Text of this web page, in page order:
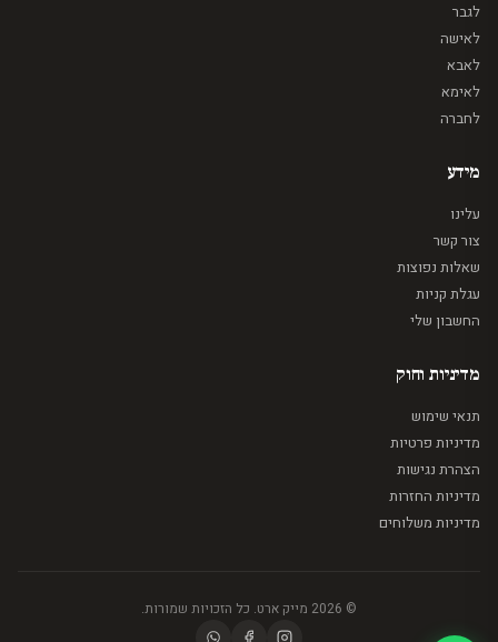
לגבר
לאישה
לאבא
לאימא
לחברה
מידע
עלינו
צור קשר
שאלות נפוצות
עגלת קניות
החשבון שלי
מדיניות וחוק
תנאי שימוש
מדיניות פרטיות
הצהרת נגישות
מדיניות החזרות
מדיניות משלוחים
© 2026 מייק ארט. כל הזכויות שמורות.